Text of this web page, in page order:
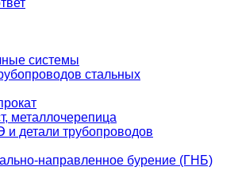
системы
стальных
металлочерепица
детали трубопроводов
направленное бурение (ГНБ)